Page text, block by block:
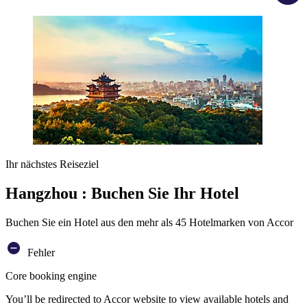
Ihr nächstes Reiseziel
Hangzhou : Buchen Sie Ihr Hotel
Buchen Sie ein Hotel aus den mehr als 45 Hotelmarken von Accor
Fehler
Core booking engine
You’ll be redirected to Accor website to view available hotels and